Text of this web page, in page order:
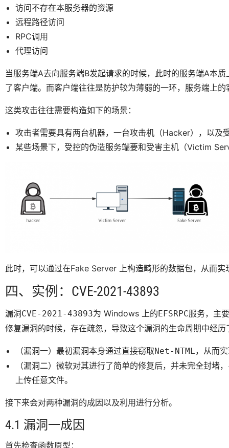
访问不存在本服务器的资源
远程路径访问
RPC调用
代理访问
当服务端A去向服务端B发起请求的时候，此时的服务端A本
了客户端。而客户端往往是防护较为薄弱的一环，服务端上
这类攻击往往需要构造如下的场景：
攻击者需要具有两台机器，一台攻击机（Hacker），以及
某些场景下，受控的伪造服务端要和受害主机（Victim
此时，可以通过在Fake Server 上构造畸形的数据包，从而实
四、实例：CVE-2021-43893
漏洞CVE-2021-43893为 Windows 上的EFSRPC服务，主
修复漏洞的时候，存在疏忽，导致这个漏洞的生命周期中经
（漏洞一）最初漏洞本身通过直接窃取Net-NTML，从而
（漏洞二）微软对其进行了简单的修复后，并未完全封
上传任意文件。
接下来会对两种漏洞的成因以及利用进行分析。
4.1 漏洞一成因
首先检查函数原型：